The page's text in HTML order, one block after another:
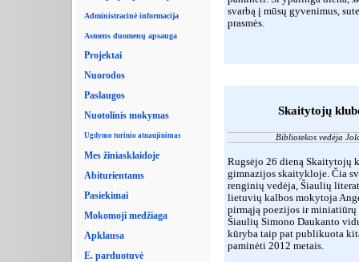
Administracinė informacija
Asmens duomenų apsauga
Projektai
Nuorodos
Paslaugos
Nuotolinis mokymas
Ugdymo turinio atnaujinimas
Mes žiniasklaidoje
Abiturientams
Pasiekimai
Mokomoji medžiaga
Apklausa
E. parduotuvė
svarbą į mūsų gyvenimus,
prasmės.
Skaitytojų
Bibliotekos vedėja
Rugsėjo 26 dieną Skaitytojų
gimnazijos skaitykloje. Čia
renginių vedėja, Šiaulių
lietuvių kalbos mokytoja
pirmąją poezijos ir miniatiūrų
Šiaulių Simono Daukanto
kūryba taip pat publikuota
paminėti 2012 metais.